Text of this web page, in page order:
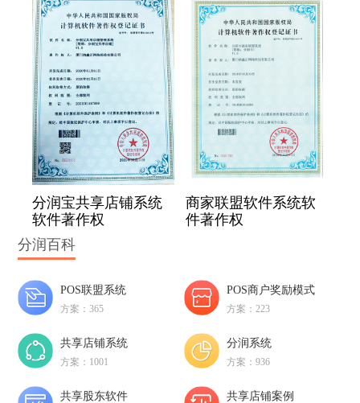
分润宝共享店铺系统
软件著作权
商家联盟软件系统软
件著作权
分润百科
POS联盟系统
方案：365
POS商户奖励模式
方案：223
共享店铺系统
方案：1001
分润系统
方案：936
共享股东软件 共享店铺案例